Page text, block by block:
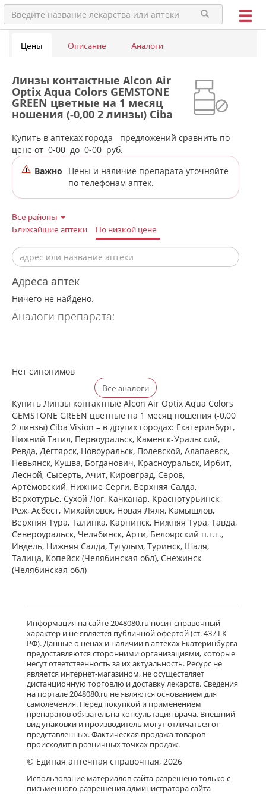
Цены Описание Аналоги
Линзы контактные Alcon Air
Optix Aqua Colors GEMSTONE
GREEN цветные на 1 месяц
ношения (-0,00 2 линзы) Ciba
Асбеста
Купить в аптеках города
предложений сравнить по
цене от 0-00 до 0-00 руб.
Важно
Цены и наличие препарата уточняйте
по телефонам аптек.
Все районы
Ближайшие аптеки
По низкой цене
Адреса аптек
Ничего не найдено.
Аналоги препарата:
Нет синонимов
Все аналоги
Купить Линзы контактные Alcon Air Optix Aqua Colors
GEMSTONE GREEN цветные на 1 месяц ношения (-0,00
2 линзы) Ciba Vision – в других городах: Екатеринбург,
Нижний Тагил, Первоуральск, Каменск-Уральский,
Ревда, Дегтярск, Новоуральск, Полевской, Алапаевск,
Невьянск, Кушва, Богданович, Красноуральск, Ирбит,
Лесной, Сысерть, Ачит, Кировград, Серов,
Артёмовский, Нижние Cерги, Верхняя Салда,
Верхотурье, Сухой Лог, Качканар, Краснотурьинск,
Реж, Асбест, Михайловск, Новая Ляля, Камышлов,
Верхняя Тура, Талинка, Карпинск, Нижняя Тура, Тавда,
Североуральск, Челябинск, Арти, Белоярский п.г.т.,
Ивдель, Нижняя Салда, Тугулым, Туринск, Шаля,
Талица, Копейск (Челябинская обл), Снежинск
(Челябинская обл)
Информация на сайте 2048080.ru носит справочный
характер и не является публичной офертой (ст. 437 ГК
РФ). Данные о ценах и наличии в аптеках Екатеринбурга
предоставляются сторонними организациями, которые
несут ответственность за их актуальность. Ресурс не
является интернет-магазином, не осуществляет
дистанционную торговлю и доставку лекарств. Сведения
на портале 2048080.ru не являются основанием для
самолечения. Перед покупкой и применением
препаратов обязательна консультация врача. Внешний
вид упаковки и производитель могут отличаться от
представленных. Фактическая продажа товаров
происходит в розничных точках продаж.
© Единая аптечная справочная, 2026
Использование материалов сайта разрешено только с
письменного разрешения администратора сайта